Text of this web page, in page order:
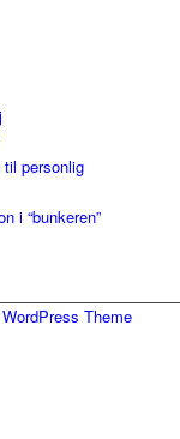
personlig
i “bunkeren”
Theme